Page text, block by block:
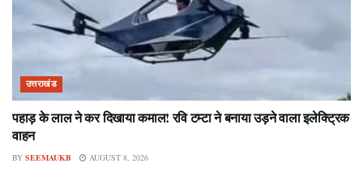
उत्तराखंड
पहाड़ के लाल ने कर दिखाया कमाल! रवि टम्टा ने बनाया उड़ने वाला इलेक्ट्रिक
वाहन
BY SEEMAUKB AUGUST 8, 2026